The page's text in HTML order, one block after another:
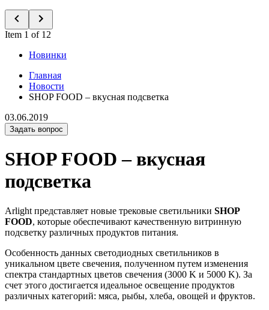
Item 1 of 12
Новинки
Главная
Новости
SHOP FOOD – вкусная подсветка
03.06.2019
Задать вопрос
SHOP FOOD – вкусная
подсветка
Arlight представляет новые трековые светильники SHOP
FOOD, которые обеспечивают качественную витринную
подсветку различных продуктов питания.
Особенность данных светодиодных светильников в
уникальном цвете свечения, полученном путем изменения
спектра стандартных цветов свечения (3000 K и 5000 K). За
счет этого достигается идеальное освещение продуктов
различных категорий: мяса, рыбы, хлеба, овощей и фруктов.